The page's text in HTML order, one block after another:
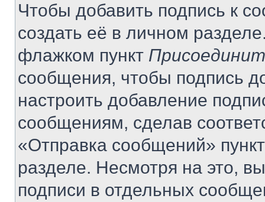
Чтобы добавить подпись к
создать её в личном
флажком пункт
сообщения, чтобы подпись
настроить добавление
сообщениям, сделав
«Отправка сообщений»
разделе. Несмотря на это,
подписи в отдельных